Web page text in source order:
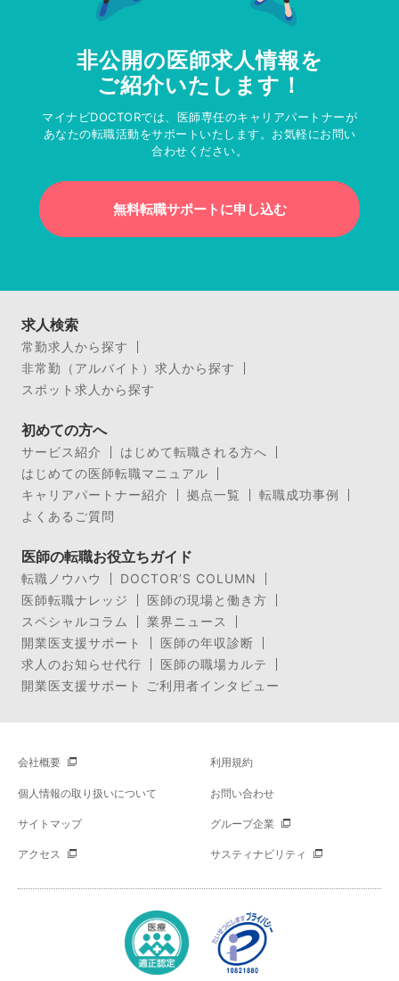
非公開の医師求人情報を
ご紹介いたします！
マイナビDOCTORでは、医師専任のキャリアパートナーが
あなたの転職活動をサポートいたします。お気軽にお問い
合わせください。
無料転職サポートに申し込む
求人検索
常勤求人から探す
非常勤（アルバイト）求人から探す
スポット求人から探す
初めての方へ
サービス紹介
はじめて転職される方へ
はじめての医師転職マニュアル
キャリアパートナー紹介
拠点一覧
転職成功事例
よくあるご質問
医師の転職お役立ちガイド
転職ノウハウ
DOCTOR’S COLUMN
医師転職ナレッジ
医師の現場と働き方
スペシャルコラム
業界ニュース
開業医支援サポート
医師の年収診断
求人のお知らせ代行
医師の職場カルテ
開業医支援サポート ご利用者インタビュー
会社概要 利用規約
個人情報の取り扱いについて お問い合わせ
サイトマップ グループ企業
アクセス サスティナビリティ